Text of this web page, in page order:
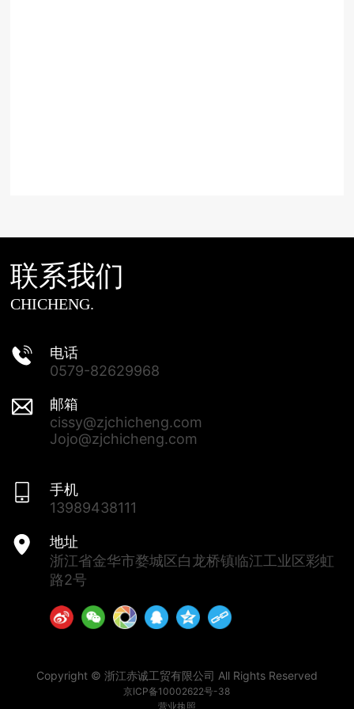
联系我们
CHICHENG.
电话
0579-82629968
邮箱
cissy@zjchicheng.com
Jojo@zjchicheng.com
手机
13989438111
地址
浙江省金华市婺城区白龙桥镇临江工业区彩虹
路2号
Copyright © 浙江赤诚工贸有限公司 All Rights Reserved
京ICP备10002622号-38
营业执照